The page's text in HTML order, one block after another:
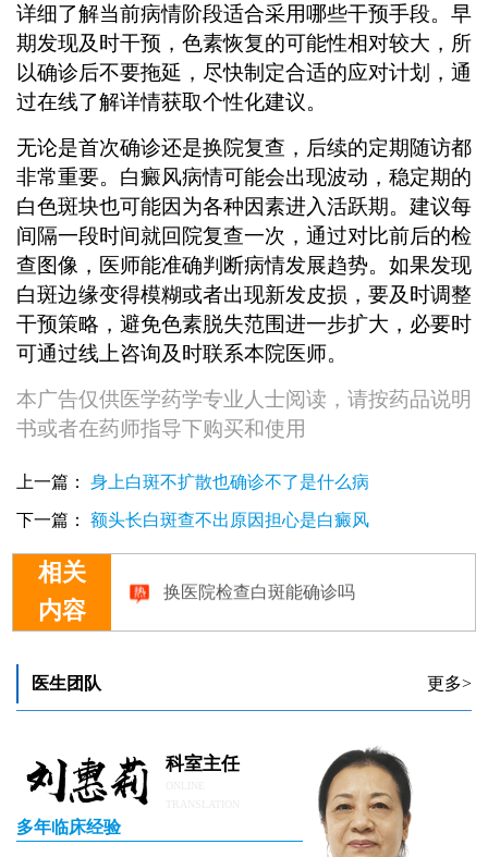
详细了解当前病情阶段适合采用哪些干预手段。早
期发现及时干预，色素恢复的可能性相对较大，所
以确诊后不要拖延，尽快制定合适的应对计划，通
过在线了解详情获取个性化建议。
无论是首次确诊还是换院复查，后续的定期随访都
非常重要。白癜风病情可能会出现波动，稳定期的
白色斑块也可能因为各种因素进入活跃期。建议每
间隔一段时间就回院复查一次，通过对比前后的检
查图像，医师能准确判断病情发展趋势。如果发现
白斑边缘变得模糊或者出现新发皮损，要及时调整
干预策略，避免色素脱失范围进一步扩大，必要时
可通过线上咨询及时联系本院医师。
本广告仅供医学药学专业人士阅读，请按药品说明
书或者在药师指导下购买和使用
上一篇： 身上白斑不扩散也确诊不了是什么病
下一篇： 额头长白斑查不出原因担心是白癜风
相关
内容
医生团队 更多>
科室主任
多年临床经验